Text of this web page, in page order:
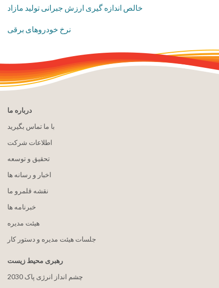
خالص اندازه گیری ارزش جبرانی تولید مازاد
نرخ خودروهای برقی
درباره ما
با ما تماس بگیرید
اطلاعات شرکت
تحقیق و توسعه
اخبار و رسانه ها
نقشه قلمرو ما
خبرنامه ها
هيئت مدیره
جلسات هیئت مدیره و دستور کار
رهبری محیط زیست
2030 چشم انداز انرژی پاک